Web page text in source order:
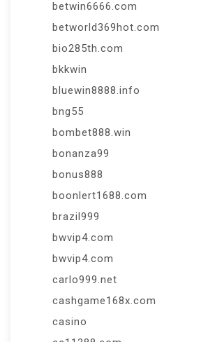
betwin6666.com
betworld369hot.com
bio285th.com
bkkwin
bluewin8888.info
bng55
bombet888.win
bonanza99
bonus888
boonlert1688.com
brazil999
bwvip4.com
bwvip4.com
carlo999.net
cashgame168x.com
casino